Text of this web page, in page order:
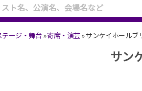
テージ・舞台»寄席・演芸»サンケイホール
サン